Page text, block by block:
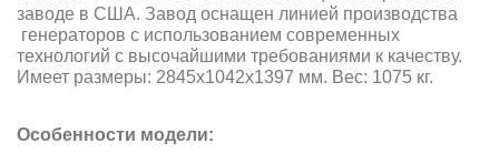
заводе в США. Завод оснащен линией производства
генераторов с использованием современных
технологий с высочайшими требованиями к качеству.
Имеет размеры: 2845х1042х1397 мм. Вес: 1075 кг.
Особенности модели: